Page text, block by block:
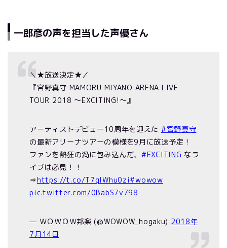
一郎彦の声を担当した声優さん
＼★放送決定★／
『宮野真守 MAMORU MIYANO ARENA LIVE
TOUR 2018 ～EXCITING!～』
アーティストデビュー10周年を迎えた #宮野真守
の最新アリーナツアーの模様を9月に放送予定！
ファンを熱狂の渦に包み込んだ、 #EXCITING なラ
イブは必見！！
⇒https://t.co/T7qIWhu0zi#wowow
pic.twitter.com/0BabS7v798
— ＷＯＷＯＷ邦楽 (@WOWOW_hogaku) 2018年
7月14日